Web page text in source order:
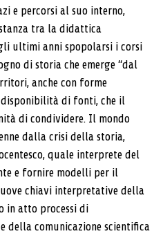
e percorsi al suo interno,
tra la didattica
ultimi anni spopolarsi i corsi
di storia che emerge “dal
anche con forme
disponibilità di fonti, che il
di condividere. Il mondo
dalla crisi della storia,
quale interprete del
e fornire modelli per il
chiavi interpretative della
in atto processi di
della comunicazione scientifica